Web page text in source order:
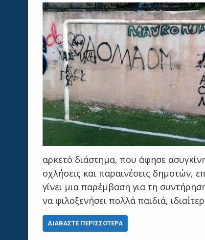
αρκετό διάστημα, που άφησε
οχλήσεις και παραινέσεις δημοτών,
γίνει μια παρέμβαση για τη
να φιλοξενήσει πολλά παιδιά,
ΔΙΑΒΆΣΤΕ ΠΕΡΙΣΣΌΤΕΡΑ